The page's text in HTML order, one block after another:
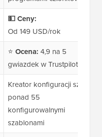
💵 Ceny:
Od 149 USD/rok
⭐ Ocena: 4,9 na 5
gwiazdek w Trustpilot
Kreator konfiguracji szkoły z
ponad 55
konfigurowalnymi
szablonami